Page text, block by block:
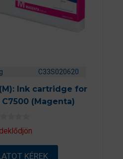
C33S020620
Ink cartridge for
(Magenta)
KÉREK